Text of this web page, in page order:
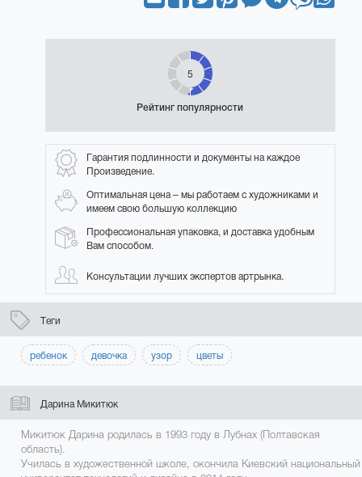
5
Рейтинг популярности
Гарантия подлинности и документы на каждое
Произведение.
Оптимальная цена – мы работаем с художниками и
имеем свою большую коллекцию
Профессиональная упаковка, и доставка удобным
Вам способом.
Консультации лучших экспертов артрынка.
Теги
ребенок девочка узор цветы
Дарина Микитюк
Микитюк Дарина родилась в 1993 году в Лубнах (Полтавская
область).
Училась в художественной школе, окончила Киевский национальный